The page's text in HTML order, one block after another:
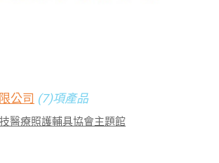
公司 (7)項產品
醫療照護輔具協會主題館